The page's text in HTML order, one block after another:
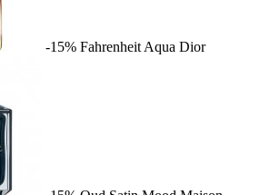
-15% Fahrenheit Aqua Dior